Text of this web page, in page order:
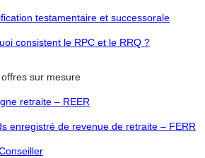
testamentaire et successorale
consistent le RPC et le RRQ ?
sur mesure
retraite – REER
enregistré de revenue de retraite – FERR